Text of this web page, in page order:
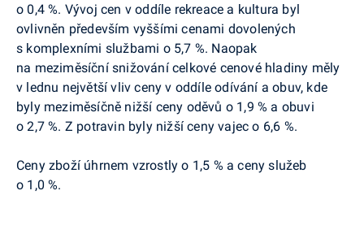
o 0,4 %. Vývoj cen v oddíle rekreace a kultura byl
ovlivněn především vyššími cenami dovolených
s komplexními službami o 5,7 %. Naopak
na meziměsíční snižování celkové cenové hladiny měly
v lednu největší vliv ceny v oddíle odívání a obuv, kde
byly meziměsíčně nižší ceny oděvů o 1,9 % a obuvi
o 2,7 %. Z potravin byly nižší ceny vajec o 6,6 %.
Ceny zboží úhrnem vzrostly o 1,5 % a ceny služeb
o 1,0 %.